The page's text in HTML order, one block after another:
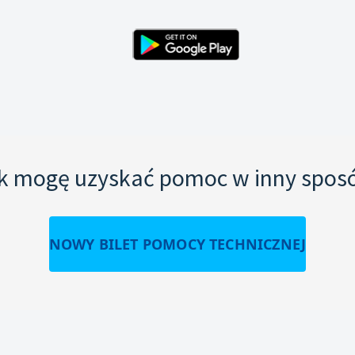
mogę uzyskać pomoc w inny
NOWY BILET POMOCY TECHNICZNEJ